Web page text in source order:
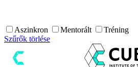
Aszinkron Mentorált
Tréning
Szűrők törlése